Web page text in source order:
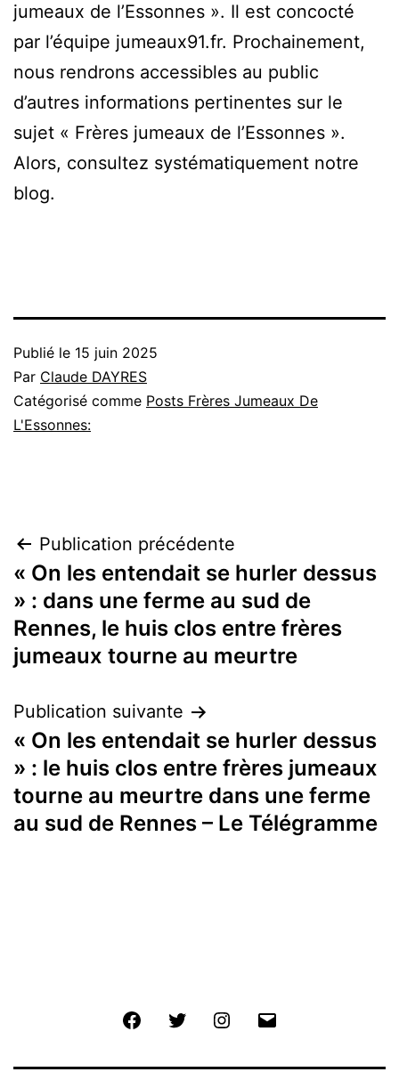
jumeaux de l’Essonnes ». Il est concocté
par l’équipe jumeaux91.fr. Prochainement,
nous rendrons accessibles au public
d’autres informations pertinentes sur le
sujet « Frères jumeaux de l’Essonnes ».
Alors, consultez systématiquement notre
blog.
Publié le 15 juin 2025
Par Claude DAYRES
Catégorisé comme Posts Frères Jumeaux De
L'Essonnes:
Navigation
de
l’article
Publication précédente
« On les entendait se hurler dessus
» : dans une ferme au sud de
Rennes, le huis clos entre frères
jumeaux tourne au meurtre
Publication suivante
« On les entendait se hurler dessus
» : le huis clos entre frères jumeaux
tourne au meurtre dans une ferme
au sud de Rennes – Le Télégramme
FacebookTwitter Instagram